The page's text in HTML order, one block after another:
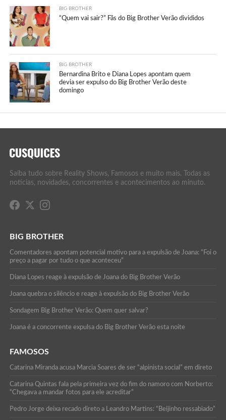
BIG BROTHER
“Quem vai sair?” Fãs do Big Brother Verão divididos
BIG BROTHER
Bernardina Brito e Diana Lopes apontam quem
devia ser expulso do Big Brother Verão deste
domingo
Saiba tudo sobre Reality Shows, Famosos e muito mais. Todas as
notícias, novidades, concorrentes e acontecimentos ao minuto.
BIG BROTHER
Comentadores apontam potencial motivo para a expulsão de Joana: “Foi o
preço a pagar por tudo o que aconteceu”
Diana Lopes reage à expulsão de Joana do Big Brother Verão
Joana quebra o silêncio e reage à expulsão do Big Brother Verão
Sondagem Big Brother Verão: Quem quer salvar?
Joana é a concorrente expulsa do Big Brother Verão esta noite
FAMOSOS
Catarina Miranda acusa Marcia Soares de ser “alpinista social” em direto
Catarina Quintas fala pela primeira vez do fim do namoro com Norberto:
“Chegava a mandar fotos para ele acreditar”
Pedro Jorge deixa recado direto a Leandro Martins: “Beijinho ressabiado”